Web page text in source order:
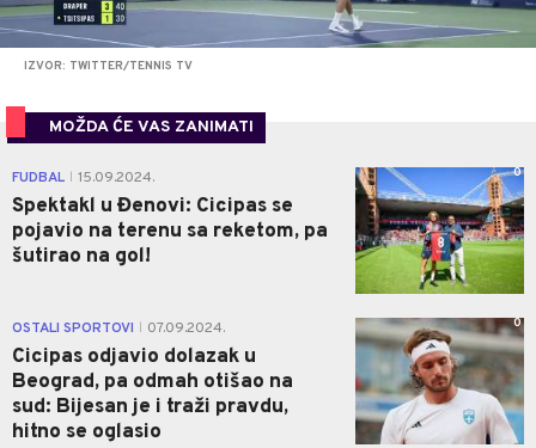
IZVOR: TWITTER/TENNIS TV
MOŽDA ĆE VAS ZANIMATI
FUDBAL 15.09.2024.
Spektakl u Đenovi: Cicipas se
pojavio na terenu sa reketom, pa
šutirao na gol!
0
OSTALI SPORTOVI 07.09.2024.
Cicipas odjavio dolazak u
Beograd, pa odmah otišao na
sud: Bijesan je i traži pravdu,
hitno se oglasio
0